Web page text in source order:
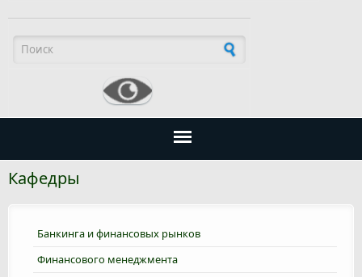
Кафедры
Банкинга и финансовых рынков
Финансового менеджмента